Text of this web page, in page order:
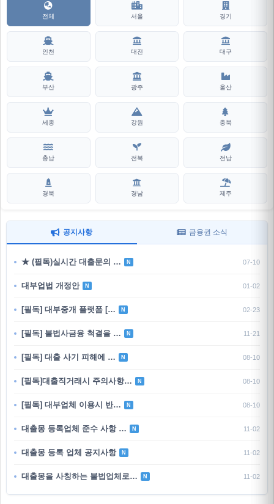
전체 서울 경기
인천 대전 대구
부산 광주 울산
세종 강원 충북
충남 전북 전남
경북 경남 제주
공지사항 금융권 소식
★ (필독)실시간 대출문의 … N 07-10
대부업법 개정안 N 01-02
[필독] 대부중개 플랫폼 [… N 02-23
[필독] 불법사금융 척결을 … N 11-21
[필독] 대출 사기 피해에 … N 08-10
[필독]대출직거래시 주의사항… N 08-10
[필독] 대부업체 이용시 반… N 08-10
대출몽 등록업체 준수 사항 … N 11-02
대출몽 등록 업체 공지사항 N 11-02
대출몽을 사칭하는 불법업체로… N 11-02